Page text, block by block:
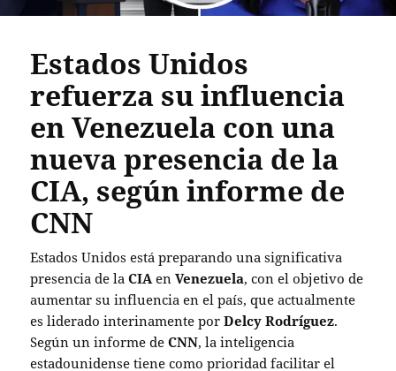
Estados Unidos
refuerza su influencia
en Venezuela con una
nueva presencia de la
CIA, según informe de
CNN
Estados Unidos está preparando una significativa
presencia de laCIA enVenezuela, con el objetivo de
aumentar su influencia en el país, que actualmente
es liderado interinamente porDelcy Rodríguez.
Según un informe deCNN, la inteligencia
estadounidense tiene como prioridad facilitar el